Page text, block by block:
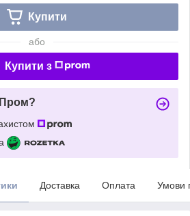
Купити
або
Купити з
Пром?
Доставка Оплата Умови